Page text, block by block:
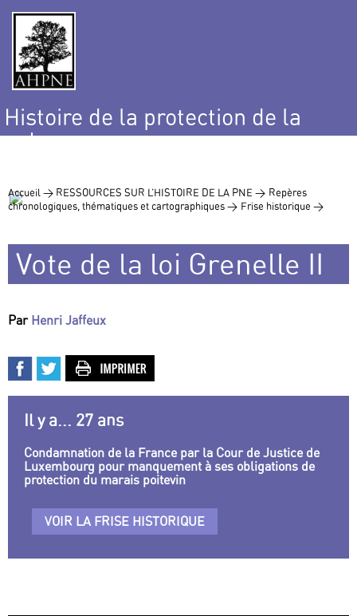
Histoire de la protection de la
nature
Accueil > RESSOURCES SUR L’HISTOIRE DE LA PNE > Repères
chronologiques, thématiques et cartographiques > Frise historique >
Vote de la loi Grenelle II
Par Henri Jaffeux
Il y a... 27 ans
Condamnation de la France par la Cour de Justice de
Luxembourg pour manquement à ses obligations de
protection du marais poitevin
VOIR LA FRISE HISTORIQUE